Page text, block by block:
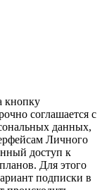
кнопку
соглашается с
данных,
Личного
доступ к
Для этого
подписки в